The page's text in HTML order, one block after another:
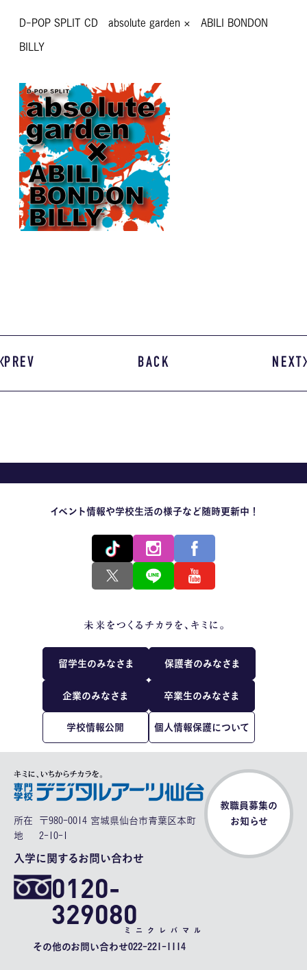
D-POP SPLIT CD absolute garden × ABILI BONDON
BILLY
PREV BACK NEXT
イベント情報や学校生活の様子など随時更新中！
留学生のみなさま 保護者のみなさま
企業のみなさま 卒業生のみなさま
学校情報公開 個人情報保護について
所在
地
〒980-0014 宮城県仙台市青葉区本町
2-10-1
入学に関するお問い合わせ
0120-
329080
ミニクレバマル
その他のお問い合わせ022-221-1114
教職員募集の
お知らせ